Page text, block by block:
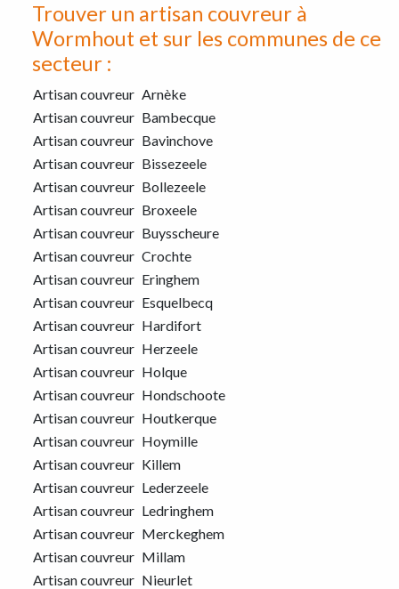
Trouver un artisan couvreur à
Wormhout et sur les communes de ce
secteur :
Artisan couvreur Arnèke
Artisan couvreur Bambecque
Artisan couvreur Bavinchove
Artisan couvreur Bissezeele
Artisan couvreur Bollezeele
Artisan couvreur Broxeele
Artisan couvreur Buysscheure
Artisan couvreur Crochte
Artisan couvreur Eringhem
Artisan couvreur Esquelbecq
Artisan couvreur Hardifort
Artisan couvreur Herzeele
Artisan couvreur Holque
Artisan couvreur Hondschoote
Artisan couvreur Houtkerque
Artisan couvreur Hoymille
Artisan couvreur Killem
Artisan couvreur Lederzeele
Artisan couvreur Ledringhem
Artisan couvreur Merckeghem
Artisan couvreur Millam
Artisan couvreur Nieurlet